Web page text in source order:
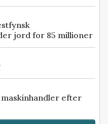
jord for 85 millioner
efter